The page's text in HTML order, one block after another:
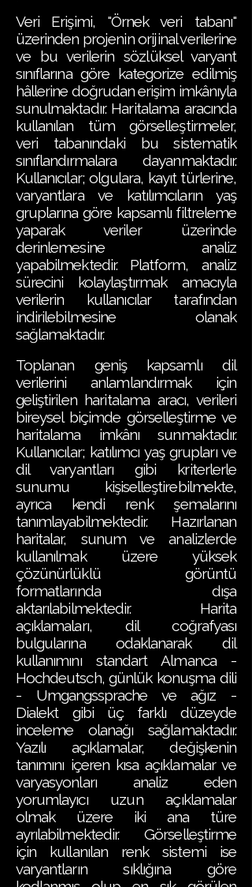
Veri Erişimi, "Örnek veri tabanı"
üzerinden projenin orijinal verilerine
ve bu verilerin sözlüksel varyant
sınıflarına göre kategorize edilmiş
hâllerine doğrudan erişim imkânıyla
sunulmaktadır. Haritalama aracında
kullanılan tüm görselleştirmeler,
veri tabanındaki bu sistematik
sınıflandırmalara dayanmaktadır.
Kullanıcılar; olgulara, kayıt türlerine,
varyantlara ve katılımcıların yaş
gruplarına göre kapsamlı filtreleme
yaparak veriler üzerinde
derinlemesine analiz
yapabilmektedir. Platform, analiz
sürecini kolaylaştırmak amacıyla
verilerin kullanıcılar tarafından
indirilebilmesine olanak
sağlamaktadır.
Toplanan geniş kapsamlı dil
verilerini anlamlandırmak için
geliştirilen haritalama aracı, verileri
bireysel biçimde görselleştirme ve
haritalama imkânı sunmaktadır.
Kullanıcılar; katılımcı yaş grupları ve
dil varyantları gibi kriterlerle
sunumu kişiselleştirebilmekte,
ayrıca kendi renk şemalarını
tanımlayabilmektedir. Hazırlanan
haritalar, sunum ve analizlerde
kullanılmak üzere yüksek
çözünürlüklü görüntü
formatlarında dışa
aktarılabilmektedir. Harita
açıklamaları, dil coğrafyası
bulgularına odaklanarak dil
kullanımını standart Almanca -
Hochdeutsch, günlük konuşma dili
- Umgangssprache ve ağız -
Dialekt gibi üç farklı düzeyde
inceleme olanağı sağlamaktadır.
Yazılı açıklamalar, değişkenin
tanımını içeren kısa açıklamalar ve
varyasyonları analiz eden
yorumlayıcı uzun açıklamalar
olmak üzere iki ana türe
ayrılabilmektedir. Görselleştirme
için kullanılan renk sistemi ise
varyantların sıklığına göre